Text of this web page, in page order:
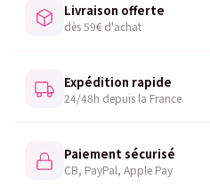
Livraison offerte
dès 59€ d'achat
Expédition rapide
24/48h depuis la France
Paiement sécurisé
CB, PayPal, Apple Pay